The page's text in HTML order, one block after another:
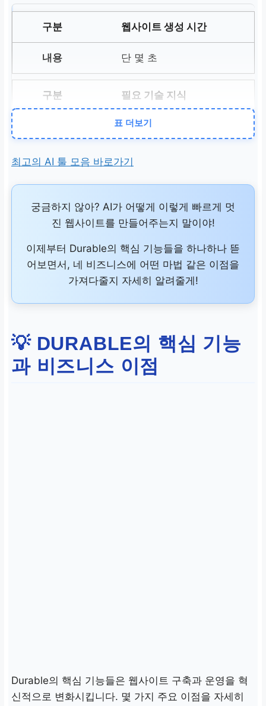
웹사이트 생성 시간
단 몇 초
필요 기술 지식
전혀 필요 없음 (AI가 자동
처리)
필요 없음 (AI가 최적화된
디자인 제안)
비용 효율성
표 더보기
최고의 AI 툴 모음 바로가기
궁금하지 않아? AI가 어떻게 이렇게 빠르게 멋
진 웹사이트를 만들어주는지 말이야!
이제부터 Durable의 핵심 기능들을 하나하나 뜯
어보면서, 네 비즈니스에 어떤 마법 같은 이점을
가져다줄지 자세히 알려줄게!
💡 DURABLE의 핵심 기능
과 비즈니스 이점
Durable의 핵심 기능들은 웹사이트 구축과 운영을 혁
신적으로 변화시킵니다. 몇 가지 주요 이점을 자세히